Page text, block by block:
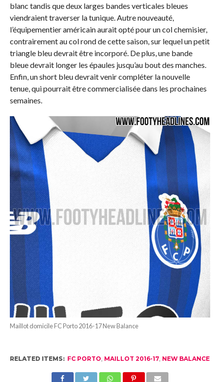
blanc tandis que deux larges bandes verticales bleues
viendraient traverser la tunique. Autre nouveauté,
l’équipementier américain aurait opté pour un col chemisier,
contrairement au col rond de cette saison, sur lequel un petit
triangle bleu devrait être incorporé. De plus, une bande
bleue devrait longer les épaules jusqu’au bout des manches.
Enfin, un short bleu devrait venir compléter la nouvelle
tenue, qui pourrait être commercialisée dans les prochaines
semaines.
Maillot domicile FC Porto 2016-17 New Balance
RELATED ITEMS: FC PORTO MAILLOT 2016-17, NEW BALANCE